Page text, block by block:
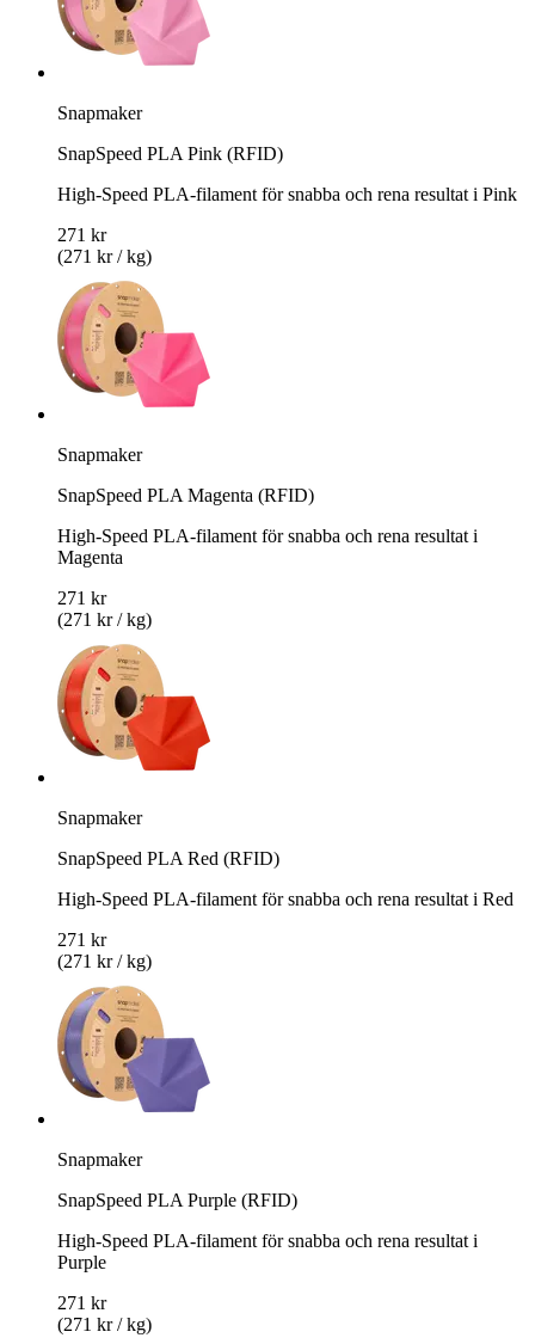
Snapmaker
SnapSpeed PLA Pink (RFID)
High-Speed PLA-filament för snabba och rena resultat i Pink
271 kr
(271 kr / kg)
Snapmaker
SnapSpeed PLA Magenta (RFID)
High-Speed PLA-filament för snabba och rena resultat i
Magenta
271 kr
(271 kr / kg)
Snapmaker
SnapSpeed PLA Red (RFID)
High-Speed PLA-filament för snabba och rena resultat i Red
271 kr
(271 kr / kg)
Snapmaker
SnapSpeed PLA Purple (RFID)
High-Speed PLA-filament för snabba och rena resultat i
Purple
271 kr
(271 kr / kg)